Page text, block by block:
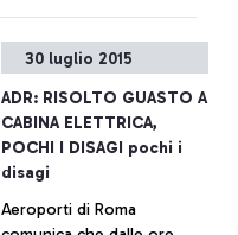
30 luglio 2015
ADR: RISOLTO GUASTO A
CABINA ELETTRICA,
POCHI I DISAGI pochi i
disagi
Aeroporti di Roma